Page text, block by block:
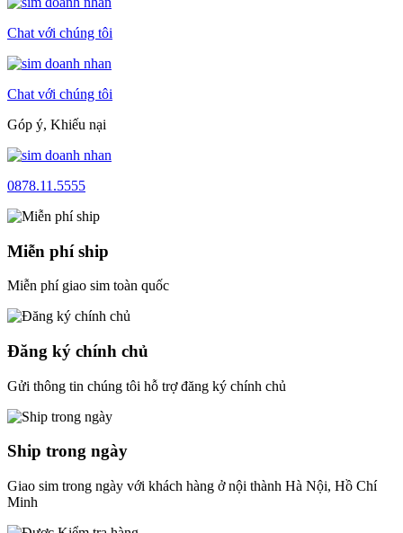
Chat với chúng tôi
Chat với chúng tôi
Góp ý, Khiếu nại
0878.11.5555
Miễn phí ship
Miễn phí giao sim toàn quốc
Đăng ký chính chủ
Gửi thông tin chúng tôi hỗ trợ đăng ký chính chủ
Ship trong ngày
Giao sim trong ngày với khách hàng ở nội thành Hà Nội, Hồ Chí
Minh